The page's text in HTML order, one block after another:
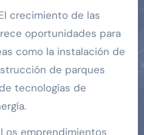
crecimiento de las
oportunidades para
como la instalación de
de parques
tecnologías de
emprendimientos